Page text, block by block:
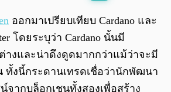
ออกมาเปรียบเทียบ Cardano และ
โดยระบุว่า Cardano นั้นมี
งและน่าดึงดูดมากกว่าแม้ว่าจะมี
ทั้งนี้กระดานเทรดเชื่อว่านักพัฒนา
จากบล็อกเชนทั้งสองเพื่อสร้าง